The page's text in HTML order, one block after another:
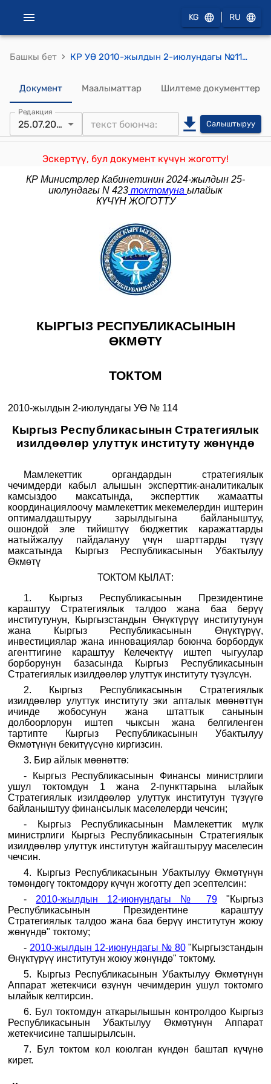
KG RU
Башкы бет › КР УӨ 2010-жылдын 2-июлундагы №114 "Кыргыз Республикасынын Стратегиялык изилдөөлөр улуттук институту жөнүндө" токтому
Документ Маалыматтар Шилтеме документтер
Редакция
25.07.2024 Салыштыруу
Эскертүү, бул документ күчүн жоготту!